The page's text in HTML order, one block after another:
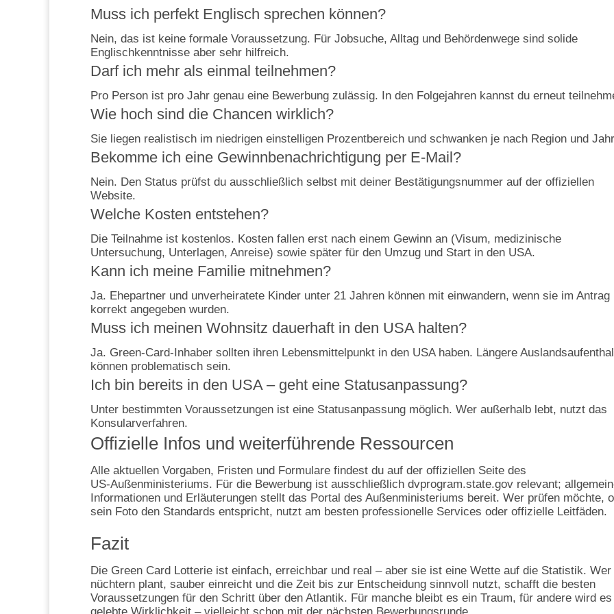
Muss ich perfekt Englisch sprechen können?
Nein, das ist keine formale Voraussetzung. Für Jobsuche, Alltag und Behördenwege sind solide
Englischkenntnisse aber sehr hilfreich.
Darf ich mehr als einmal teilnehmen?
Pro Person ist pro Jahr genau eine Bewerbung zulässig. In den Folgejahren kannst du erneut
Wie hoch sind die Chancen wirklich?
Sie liegen realistisch im niedrigen einstelligen Prozentbereich und schwanken je nach Region und
Bekomme ich eine Gewinnbenachrichtigung per E-Mail?
Nein. Den Status prüfst du ausschließlich selbst mit deiner Bestätigungsnummer auf der offiziellen
Website.
Welche Kosten entstehen?
Die Teilnahme ist kostenlos. Kosten fallen erst nach einem Gewinn an (Visum, medizinische
Untersuchung, Unterlagen, Anreise) sowie später für den Umzug und Start in den USA.
Kann ich meine Familie mitnehmen?
Ja. Ehepartner und unverheiratete Kinder unter 21 Jahren können mit einwandern, wenn sie im Antrag
korrekt angegeben wurden.
Muss ich meinen Wohnsitz dauerhaft in den USA halten?
Ja. Green-Card-Inhaber sollten ihren Lebensmittelpunkt in den USA haben. Längere
können problematisch sein.
Ich bin bereits in den USA – geht eine Statusanpassung?
Unter bestimmten Voraussetzungen ist eine Statusanpassung möglich. Wer außerhalb lebt, nutzt das
Konsularverfahren.
Offizielle Infos und weiterführende Ressourcen
Alle aktuellen Vorgaben, Fristen und Formulare findest du auf der offiziellen Seite des
US‑Außenministeriums. Für die Bewerbung ist ausschließlich dvprogram.state.gov relevant;
Informationen und Erläuterungen stellt das Portal des Außenministeriums bereit. Wer prüfen möchte,
sein Foto den Standards entspricht, nutzt am besten professionelle Services oder offizielle Leitfäden.
Fazit
Die Green Card Lotterie ist einfach, erreichbar und real – aber sie ist eine Wette auf die Statistik. Wer
nüchtern plant, sauber einreicht und die Zeit bis zur Entscheidung sinnvoll nutzt, schafft die besten
Voraussetzungen für den Schritt über den Atlantik. Für manche bleibt es ein Traum, für andere wird es